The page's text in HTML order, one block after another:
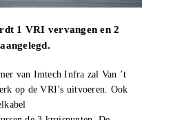
1 VRI vervangen en 2
van Imtech Infra zal Van ’t
op de VRI’s uitvoeren. Ook